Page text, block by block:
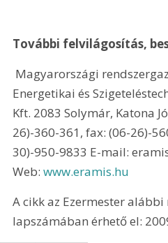
További felvilágosítás,
Energetikai és
Kft. 2083 Solymár, Katona
26)-360-361, fax: (06-26)-
30)-950-9833 E-mail:
Web: www.eramis.hu
A cikk az Ezermester
lapszámában érhető el: